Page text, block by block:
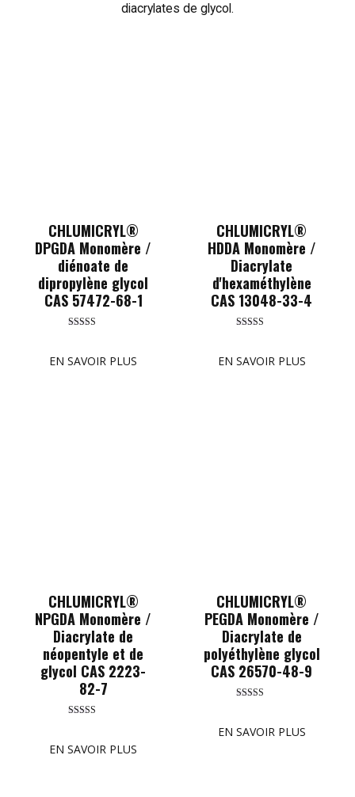
diacrylates de glycol.
CHLUMICRYL®
DPGDA Monomère /
diénoate de
dipropylène glycol
CAS 57472-68-1
out of 5
EN SAVOIR PLUS
CHLUMICRYL®
HDDA Monomère /
Diacrylate
d'hexaméthylène
CAS 13048-33-4
out of 5
EN SAVOIR PLUS
CHLUMICRYL®
NPGDA Monomère /
Diacrylate de
néopentyle et de
glycol CAS 2223-
82-7
out of 5
EN SAVOIR PLUS
CHLUMICRYL®
PEGDA Monomère /
Diacrylate de
polyéthylène glycol
CAS 26570-48-9
out of 5
EN SAVOIR PLUS